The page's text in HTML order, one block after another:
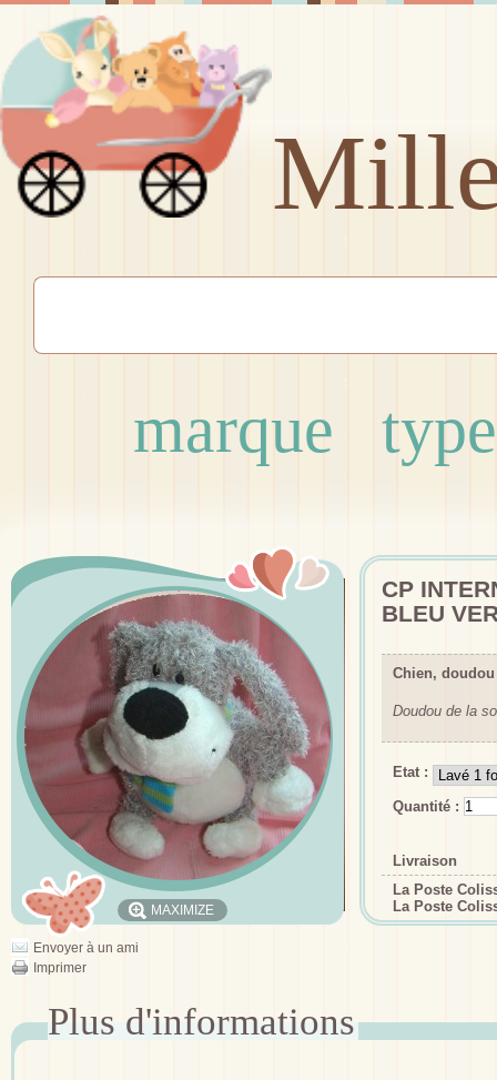
marque type
MAXIMIZE
Envoyer à un ami
Imprimer
CP
BLEU
Chien,
Doudou de la
Etat :
Quantité :
Livraison
La Poste
La Poste